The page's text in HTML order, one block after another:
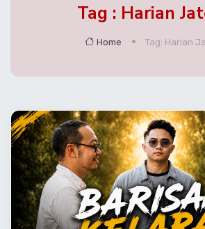
Tag : Harian
Home Tag: Harian